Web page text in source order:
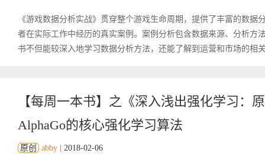
《游戏数据分析实战》贯穿整个游戏生命周期，提供了丰富的数据
者在实际工作中经历的真实案例。案例分析包含数据来源、分析方
书不但能较深入地学习数据分析方法，还能了解到运营和市场的相
【每周一本书】之《深入浅出强化学习：
AlphaGo的核心强化学习算法
原创 abby 2018-02-06